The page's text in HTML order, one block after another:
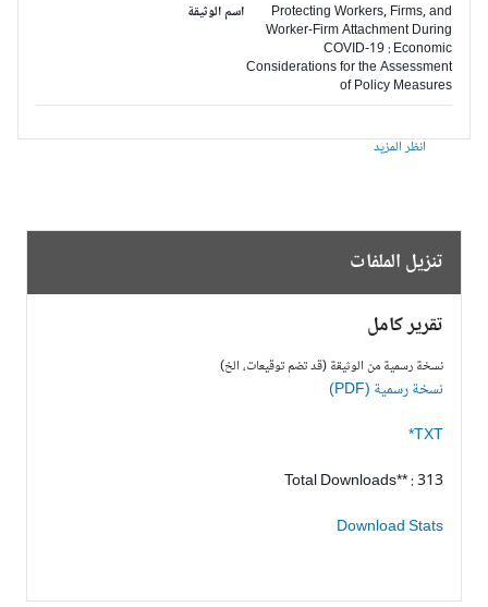
اسم الوثيقة
Protecting Workers, Firms, and
Worker-Firm Attachment During
COVID-19 : Economic
Considerations for the Assessment
of Policy Measures
انظر المزيد
تنزيل الملفات
تقرير كامل
نسخة رسمية من الوثيقة (قد تضم توقيعات، الخ)
نسخة رسمية (PDF)
TXT*
Total Downloads** : 313
Download Stats